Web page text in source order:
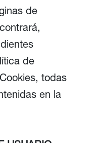
de
de
todas
en la